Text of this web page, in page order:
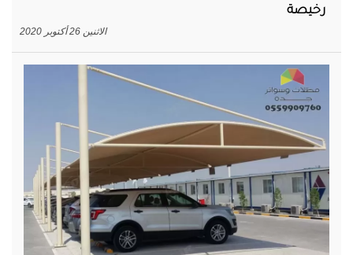
رخيصة
الاثنين 26 أكتوبر 2020